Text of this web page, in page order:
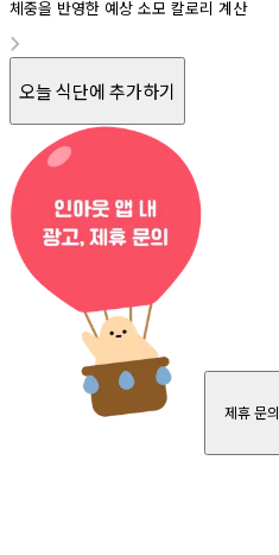
체중을 반영한 예상 소모 칼로리 계산
오늘 식단에 추가하기
제휴 문